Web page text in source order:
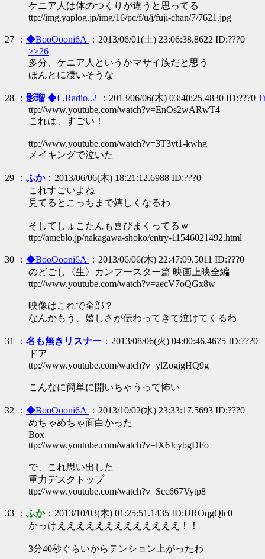
ケニア人は体のつくりが違うと思ってる
ttp://img.yaplog.jp/img/16/pc/f/u/j/fuji-chan/7/7621.jpg
27 ： ◆BooOooni6A ：2013/06/01(土) 23:06:38.8622 ID:???0
>>26
多分、ケニア人というかマサイ族だと思う
ほんとに凄いそうな
28 ： 影瑠 ◆L.Radio..2 ：2013/06/06(木) 03:40:25.4830 ID:???0
ttp://www.youtube.com/watch?v=EnOs2wARwT4
これは、すごい！
ttp://www.youtube.com/watch?v=3T3vt1-kwhg
メイキングで泣いた
29 ： ふか：2013/06/06(木) 18:21:12.6988 ID:???0
これすごいよね
見てるとこっちまで嬉しくなるわ
そしてしょこたんも喜びまくってるｗ
ttp://ameblo.jp/nakagawa-shoko/entry-11546021492.html
30 ： ◆BooOooni6A ：2013/06/06(木) 22:47:09.5011 ID:???0
のどごし〈生〉カンフースター篇 映画上映全編
ttp://www.youtube.com/watch?v=aecV7oQGx8w
映像はこれで全部？
なんかもう、嬉しさが伝わってきて泣けてくるわ
31 ： 名も無きリスナー ：2013/08/06(火) 04:00:46.4675 ID:???0
ドア
ttp://www.youtube.com/watch?v=ylZogigHQ9g
こんなに簡単に開いちゃうって怖い
32 ： ◆BooOooni6A ：2013/10/02(水) 23:33:17.5693 ID:???0
めちゃめちゃ面白かった
Box
ttp://www.youtube.com/watch?v=lX6JcybgDFo
で、これ思い出した
重力デスクトップ
ttp://www.youtube.com/watch?v=Scc667Vytp8
33 ： ふか：2013/10/03(木) 01:25:51.1435 ID:UROqgQlc0
かっけえええええええええええええ！！
3分40秒ぐらいからテンション上がったわ